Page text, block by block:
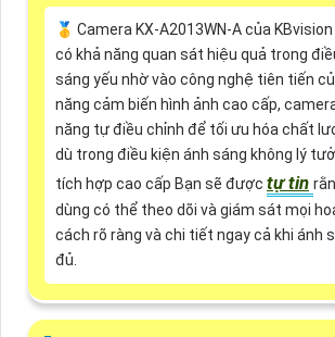
🥇 Camera KX-A2013WN-A của
có khả năng quan sát hiệu quả trong
sáng yếu nhờ vào công nghệ tiên tiến
năng cảm biến hình ảnh cao cấp,
năng tự điều chỉnh để tối ưu hóa chất
dù trong điều kiện ánh sáng không lý
tích hợp cao cấp Bạn sẽ được tự tin
dùng có thể theo dõi và giám sát mọi
cách rõ ràng và chi tiết ngay cả khi ánh
đủ.